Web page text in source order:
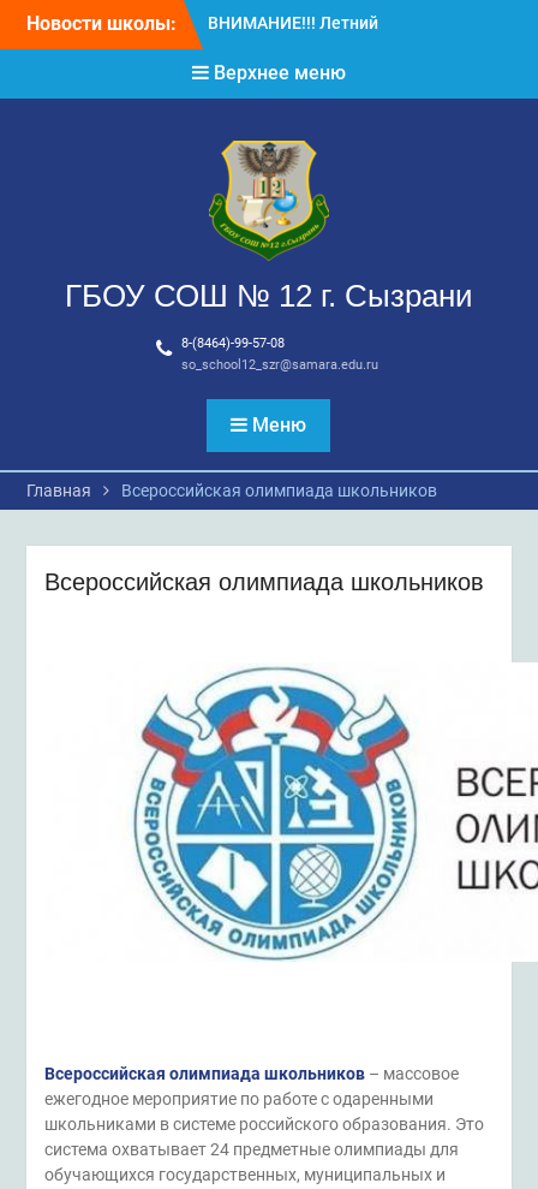
Новости школы:
ВНИМАНИЕ!!! Летний
ВНИМАНИЕ! ДЛЯ
ВЫПУСКНИКОВ ШКОЛЫ!
Верхнее меню
ГБОУ СОШ № 12 г. Сызрани
8-(8464)-99-57-08
so_school12_szr@samara.edu.ru
Меню
Главная Всероссийская олимпиада школьников
Всероссийская олимпиада школьников
Всероссийская олимпиада школьников– массовое
ежегодное мероприятие по работе с одаренными
школьниками в системе российского образования. Это
система охватывает 24 предметные олимпиады для
обучающихся государственных, муниципальных и